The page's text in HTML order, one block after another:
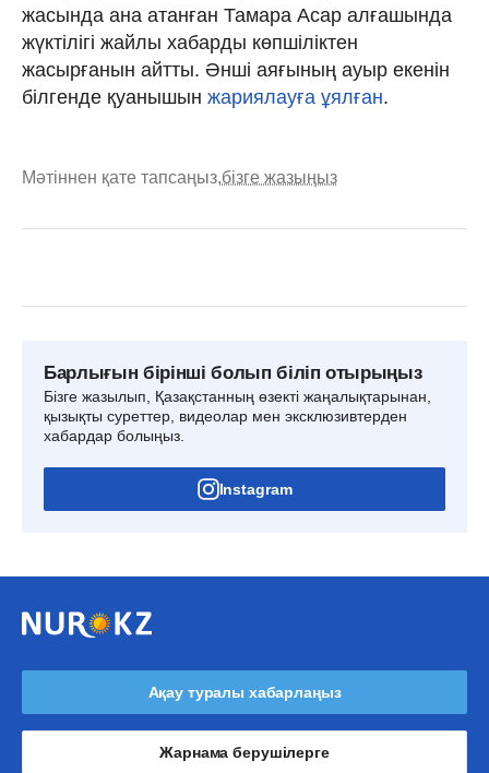
жасында ана атанған Тамара Асар алғашында
жүктілігі жайлы хабарды көпшіліктен
жасырғанын айтты. Әнші аяғының ауыр екенін
білгенде қуанышын жариялауға ұялған.
Мәтіннен қате тапсаңыз,бізге жазыңыз
Барлығын бірінші болып біліп отырыңыз
Бізге жазылып, Қазақстанның өзекті жаңалықтарынан,
қызықты суреттер, видеолар мен эксклюзивтерден
хабардар болыңыз.
Instagram
Ақау туралы хабарлаңыз
Жарнама берушілерге